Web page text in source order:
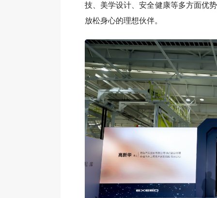
技、美学设计、安全健康等多方面优
放松身心的理想伙伴。